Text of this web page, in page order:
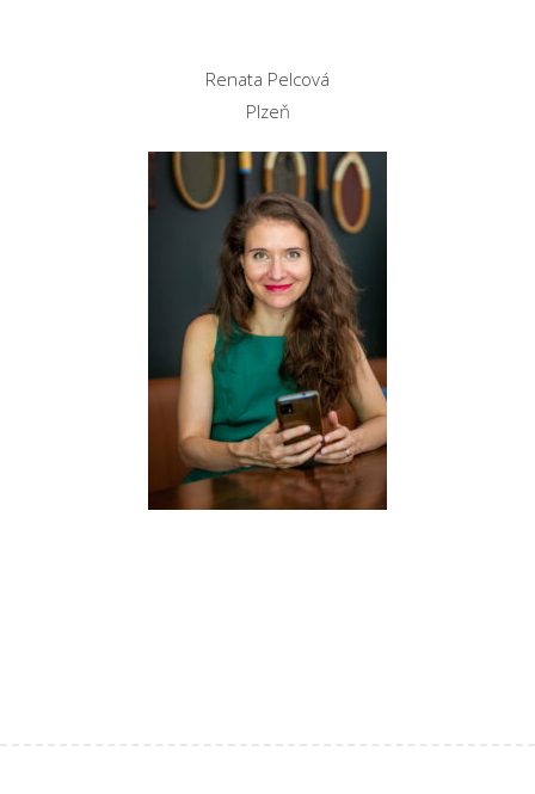
Renata Pelcová
Plzeň